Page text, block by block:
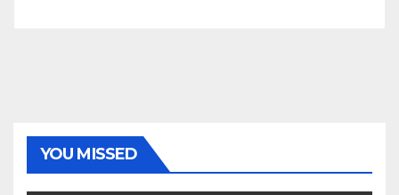
YOU MISSED